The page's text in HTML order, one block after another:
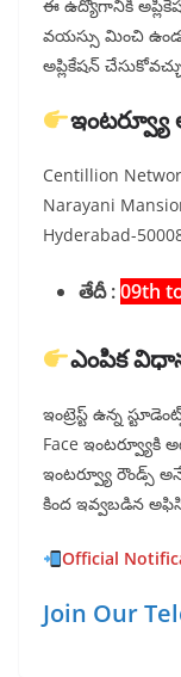
ఈ ఉద్యోగానికి
వయస్సు మించి
అప్లికేషన్
ఇంటర్వ్యూ
Centillion
Narayani
Hyderabad-
తేదీ :09th
ఎంపిక
ఇంట్రెస్ట్ ఉన్న
Face
ఇంటర్వ్యూ రౌండ్స్
కింద ఇవ్వబడిన
Official
Join Our